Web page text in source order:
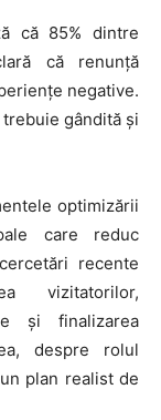
că 85% dintre
că renunță
negative.
gândită și
optimizării
care reduc
recente
vizitatorilor,
și finalizarea
despre rolul
plan realist de